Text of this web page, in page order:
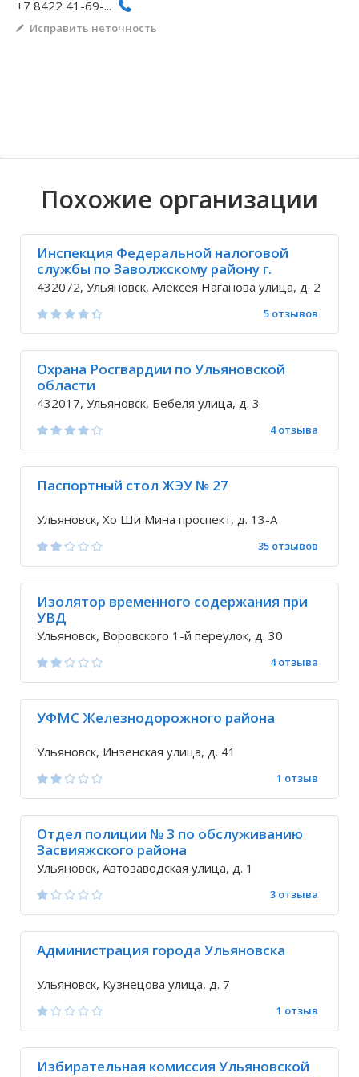
Волгоградская область
Кировоградская область
Восточно-Казахстанская область
Архангельское
+7 8422 41-69-...
Исправить неточность
Похожие организации
Инспекция Федеральной налоговой
службы по Заволжскому району г.
Ульяновска
432072, Ульяновск, Алексея Наганова улица, д. 2
5 отзывов
Охрана Росгвардии по Ульяновской
области
432017, Ульяновск, Бебеля улица, д. 3
4 отзыва
Паспортный стол ЖЭУ № 27
Ульяновск, Хо Ши Мина проспект, д. 13-А
35 отзывов
Изолятор временного содержания при
УВД
Ульяновск, Воровского 1-й переулок, д. 30
4 отзыва
УФМС Железнодорожного района
Ульяновск, Инзенская улица, д. 41
1 отзыв
Отдел полиции № 3 по обслуживанию
Засвияжского района
Ульяновск, Автозаводская улица, д. 1
3 отзыва
Администрация города Ульяновска
Ульяновск, Кузнецова улица, д. 7
1 отзыв
Избирательная комиссия Ульяновской